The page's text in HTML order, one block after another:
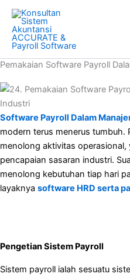
Skip
content
Pemakaian Software Payroll
Software Payroll Dalam
modern terus menerus tumbuh.
menolong aktivitas
pencapaian sasaran industri.
menolong kebutuhan tiap hari
layaknya software HRD serta
PengetianSistem Payroll
Sistem payroll ialah sesuatu